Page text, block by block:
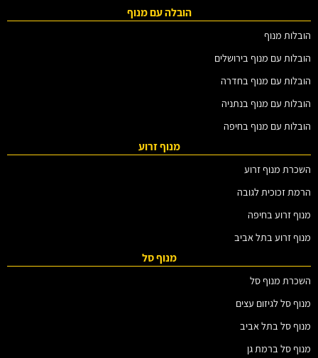
הובלה עם מנוף
הובלות מנוף
הובלות עם מנוף בירושלים
הובלות עם מנוף בחדרה
הובלות עם מנוף בנתניה
הובלות עם מנוף בחיפה
מנוף זרוע
השכרת מנוף זרוע
הרמת זכוכית לגובה
מנוף זרוע בחיפה
מנוף זרוע בתל אביב
מנוף סל
השכרת מנוף סל
מנוף סל לגיזום עצים
מנוף סל בתל אביב
מנוף סל ברמת גן